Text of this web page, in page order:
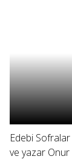
Edebi
ve yazar Onur